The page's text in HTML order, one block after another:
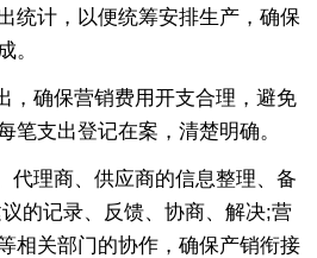
统计，以便统筹安排生产，确保
。
确保营销费用开支合理，避免
笔支出登记在案，清楚明确。
理商、供应商的信息整理、备
的记录、反馈、协商、解决;营
相关部门的协作，确保产销衔接